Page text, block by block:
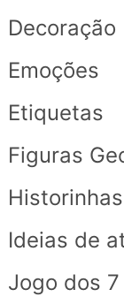
Decoração
Emoções
Etiquetas
Figuras
Historinhas
Ideias de
Jogo dos